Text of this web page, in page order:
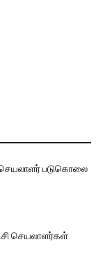
செயலாளர் படுகொலை
செயலாளர்கள்